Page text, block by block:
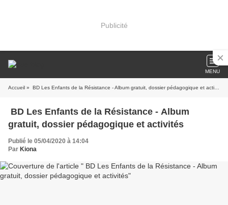
Publicité
MENU
Accueil » BD Les Enfants de la Résistance - Album gratuit, dossier pédagogique et activités
BD Les Enfants de la Résistance - Album
gratuit, dossier pédagogique et activités
Publié le 05/04/2020 à 14:04
Par Kiona